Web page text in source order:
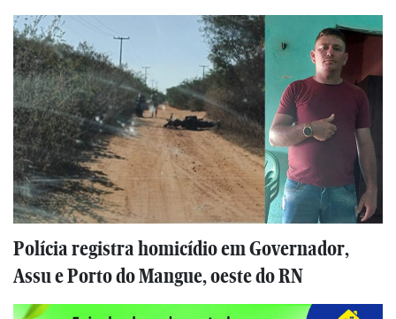
Polícia registra homicídio em Governador,
Assu e Porto do Mangue, oeste do RN